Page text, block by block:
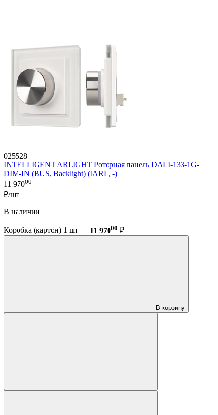
025528
INTELLIGENT ARLIGHT Роторная панель DALI-133-1G-
DIM-IN (BUS, Backlight) (IARL, -)
11 97000
₽/шт
В наличии
Коробка (картон) 1 шт — 11 97000 ₽
В корзину